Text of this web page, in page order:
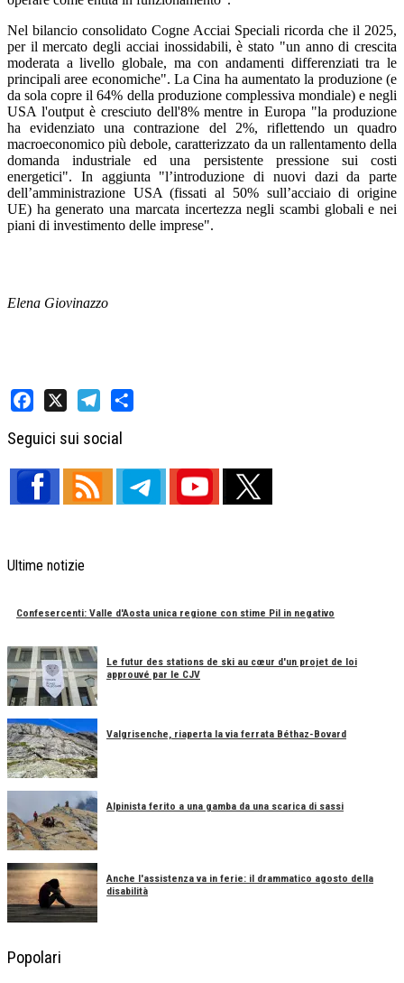
Nel bilancio consolidato Cogne Acciai Speciali ricorda che il 2025,
per il mercato degli acciai inossidabili, è stato "un anno di crescita
moderata a livello globale, ma con andamenti differenziati tra le
principali aree economiche". La Cina ha aumentato la produzione (e
da sola copre il 64% della produzione complessiva mondiale) e negli
USA l'output è cresciuto dell'8% mentre in Europa "la produzione
ha evidenziato una contrazione del 2%, riflettendo un quadro
macroeconomico più debole, caratterizzato da un rallentamento della
domanda industriale ed una persistente pressione sui costi
energetici". In aggiunta "l’introduzione di nuovi dazi da parte
dell’amministrazione USA (fissati al 50% sull’acciaio di origine
UE) ha generato una marcata incertezza negli scambi globali e nei
piani di investimento delle imprese".
Elena Giovinazzo
Seguici sui social
Ultime notizie
Confesercenti: Valle d'Aosta unica regione con stime Pil in negativo
Le futur des stations de ski au cœur d'un projet de loi
approuvé par le CJV
Valgrisenche, riaperta la via ferrata Béthaz-Bovard
Alpinista ferito a una gamba da una scarica di sassi
Anche l'assistenza va in ferie: il drammatico agosto della
disabilità
Popolari